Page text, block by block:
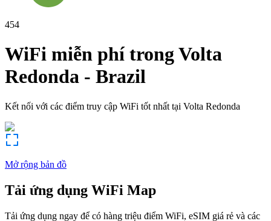
454
WiFi miễn phí trongVolta
Redonda - Brazil
Kết nối với các điểm truy cập WiFi tốt nhất tại Volta Redonda
Mở rộng bản đồ
Tải ứng dụng WiFi Map
Tải ứng dụng ngay để có hàng triệu điểm WiFi, eSIM giá rẻ và các